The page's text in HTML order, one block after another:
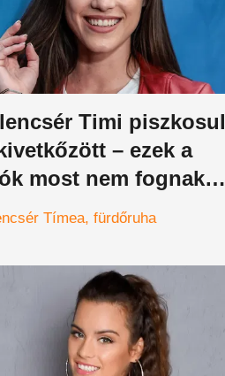
Timi piszkosul
– ezek a
most nem fognak
csak
Tímea fürdőruha